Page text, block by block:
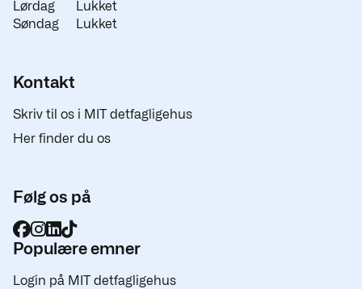
Lørdag
Lukket
Søndag
Lukket
Kontakt
Skriv til os i MIT detfagligehus
Her finder du os
Følg os på
Populære emner
Login på MIT detfagligehus